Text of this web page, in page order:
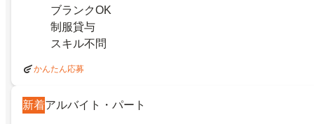
ブランクOK
制服貸与
スキル不問
かんたん応募
新着アルバイト・パート